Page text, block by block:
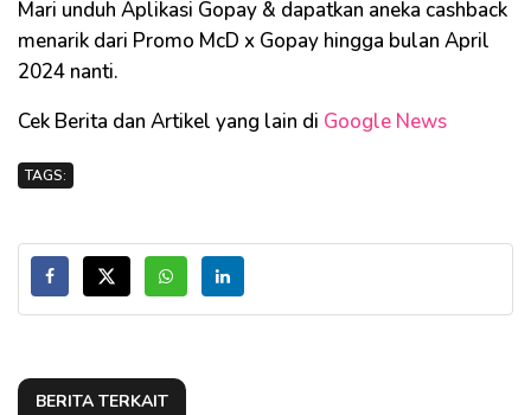
Mari unduh Aplikasi Gopay & dapatkan aneka cashback
menarik dari Promo McD x Gopay hingga bulan April
2024 nanti.
Cek Berita dan Artikel yang lain di Google News
TAGS:
BERITA TERKAIT